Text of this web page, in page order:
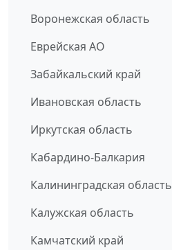
Воронежская область
Еврейская АО
Забайкальский край
Ивановская область
Иркутская область
Кабардино-Балкария
Калининградская область
Калужская область
Камчатский край